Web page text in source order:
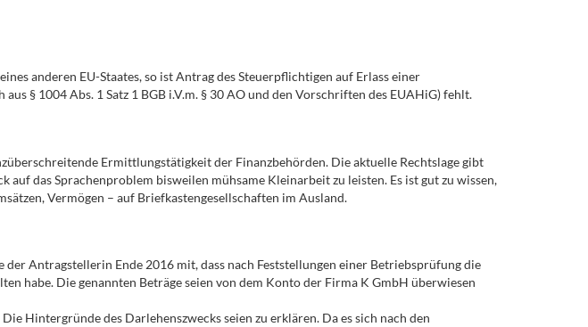
anderen EU-Staates, so ist Antrag des Steuerpflichtigen auf Erlass einer
§ 1004 Abs. 1 Satz 1 BGB i.V.m. § 30 AO und den Vorschriften des EUAHiG) fehlt.
Ermittlungstätigkeit der Finanzbehörden. Die aktuelle Rechtslage gibt
das Sprachenproblem bisweilen mühsame Kleinarbeit zu leisten. Es ist gut zu wissen,
Vermögen – auf Briefkastengesellschaften im Ausland.
Antragstellerin Ende 2016 mit, dass nach Feststellungen einer Betriebsprüfung die
habe. Die genannten Beträge seien von dem Konto der Firma K GmbH überwiesen
Hintergründe des Darlehenszwecks seien zu erklären. Da es sich nach den